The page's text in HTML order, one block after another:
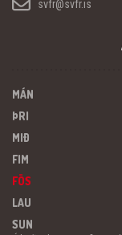
svfr@svfr.is
MÁN
ÞRI
MIÐ
FIM
FÖS
LAU
SUN